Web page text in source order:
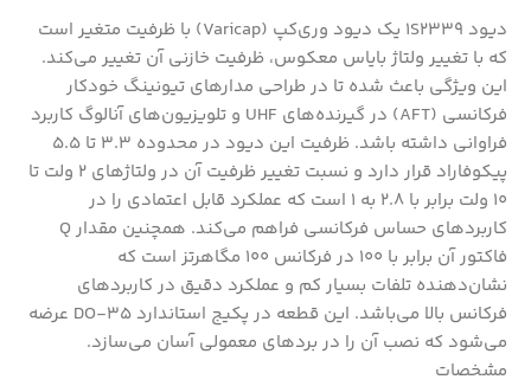
دیود 1S2339 یک دیود وری‌کپ (Varicap) با ظرفیت متغیر است
که با تغییر ولتاژ بایاس معکوس، ظرفیت خازنی آن تغییر می‌کند.
این ویژگی باعث شده تا در طراحی مدارهای تیونینگ خودکار
فرکانسی (AFT) در گیرنده‌های UHF و تلویزیون‌های آنالوگ کاربرد
فراوانی داشته باشد. ظرفیت این دیود در محدوده 3.3 تا 5.5
پیکوفاراد قرار دارد و نسبت تغییر ظرفیت آن در ولتاژهای 2 ولت تا
10 ولت برابر با 2.8 به 1 است که عملکرد قابل اعتمادی را در
کاربردهای حساس فرکانسی فراهم می‌کند. همچنین مقدار Q
فاکتور آن برابر با 100 در فرکانس 100 مگاهرتز است که
نشان‌دهنده تلفات بسیار کم و عملکرد دقیق در کاربردهای
فرکانس بالا می‌باشد. این قطعه در پکیج استاندارد DO-35 عرضه
می‌شود که نصب آن را در بردهای معمولی آسان می‌سازد.
مشخصات